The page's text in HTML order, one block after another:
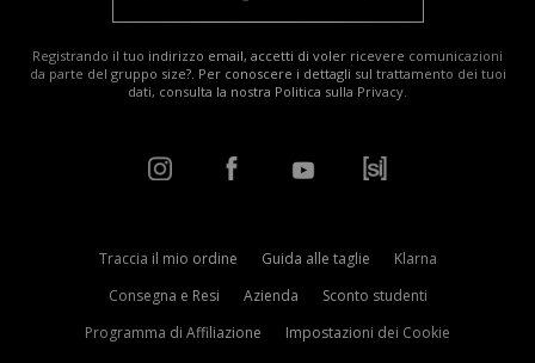
Registrando il tuo indirizzo email, accetti di voler ricevere comunicazioni
da parte del gruppo size?. Per conoscere i dettagli sul trattamento dei tuoi
dati, consulta la nostra Politica sulla Privacy.
Traccia il mio ordine Guida alle taglie
Klarna
Consegna e Resi
Azienda
Sconto studenti
Programma di Affiliazione
Impostazioni dei Cookie